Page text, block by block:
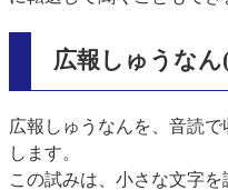
広報しゅうな
広報しゅうなんを、音読
します。
この試みは、小さな文字